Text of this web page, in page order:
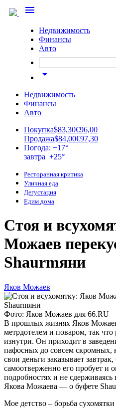
menu
Недвижимость
Финансы
Авто
arrow_drop_down
Недвижимость
Финансы
Авто
Покупка$83,30€96,00
Продажа$84,00€97,30
Погода: +17°
завтра +25°
Ресторанная критика
Уличная еда
Дегустация
Едим дома
Стоя и
Можаев
Shaurmяни
Яков Можаев
Фото: Яков Можаев для 66.RU
В прошлых жизнях Яков
метрдотелем и поваром, так
изнутри. Он приходит в
пафосных до совсем скромных,
свои деньги заказывает
самоотверженно его пробует и
подробностях и не
Якова Можаева — о буфете
Мое детство – борьба